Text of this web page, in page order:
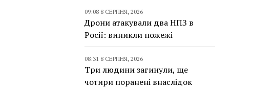
09:08 8 СЕРПНЯ, 2026
Дрони атакували два НПЗ в
Росії: виникли пожежі
08:31 8 СЕРПНЯ, 2026
Три людини загинули, ще
чотири поранені внаслідок